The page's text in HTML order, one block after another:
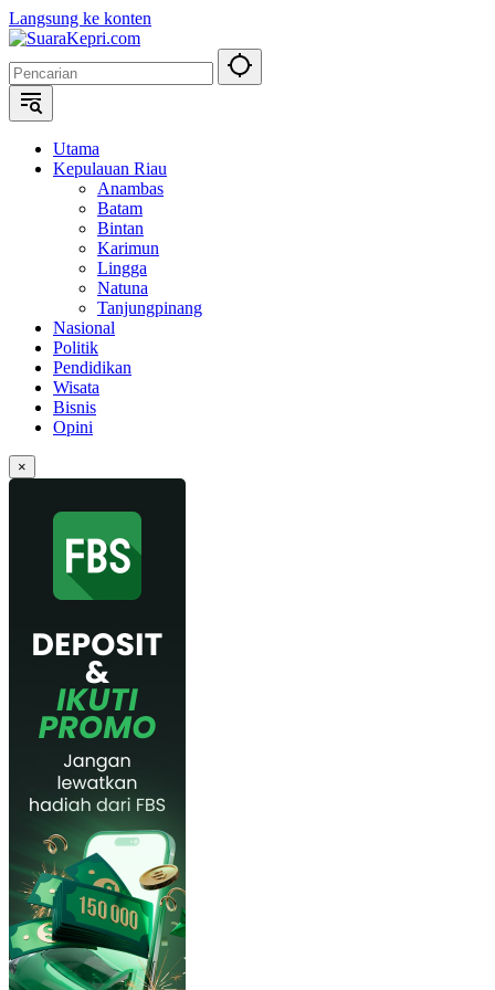
Langsung ke konten
Utama
Kepulauan Riau
Anambas
Batam
Bintan
Karimun
Lingga
Natuna
Tanjungpinang
Nasional
Politik
Pendidikan
Wisata
Bisnis
Opini
×